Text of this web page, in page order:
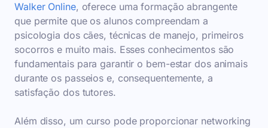
Walker Online, oferece uma formação abrangente
que permite que os alunos compreendam a
psicologia dos cães, técnicas de manejo, primeiros
socorros e muito mais. Esses conhecimentos são
fundamentais para garantir o bem-estar dos animais
durante os passeios e, consequentemente, a
satisfação dos tutores.
Além disso, um curso pode proporcionar networking